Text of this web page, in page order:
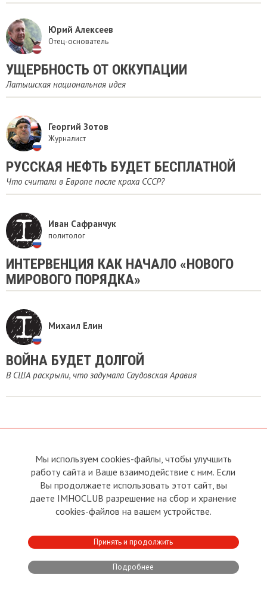
Юрий Алексеев
Отец-основатель
УЩЕРБНОСТЬ ОТ ОККУПАЦИИ
Латышская национальная идея
Георгий Зотов
Журналист
РУССКАЯ НЕФТЬ БУДЕТ БЕСПЛАТНОЙ
Что считали в Европе после краха СССР?
Иван Сафранчук
политолог
ИНТЕРВЕНЦИЯ КАК НАЧАЛО «НОВОГО
МИРОВОГО ПОРЯДКА»
Михаил Елин
ВОЙНА БУДЕТ ДОЛГОЙ
В США раскрыли, что задумала Саудовская Аравия
О сайте
Условия пользования
Политика конфиденциальности
Прямая связь с
Председателем
Прямая связь c членами клуба
Реклама
Контакты
Developed by:CRA
Club
Мы используем cookies-файлы, чтобы улучшить
работу сайта и Ваше взаимодействие с ним. Если
Вы продолжаете использовать этот сайт, вы
даете IMHOCLUB разрешение на сбор и хранение
cookies-файлов на вашем устройстве.
Принять и продолжить
Подробнее